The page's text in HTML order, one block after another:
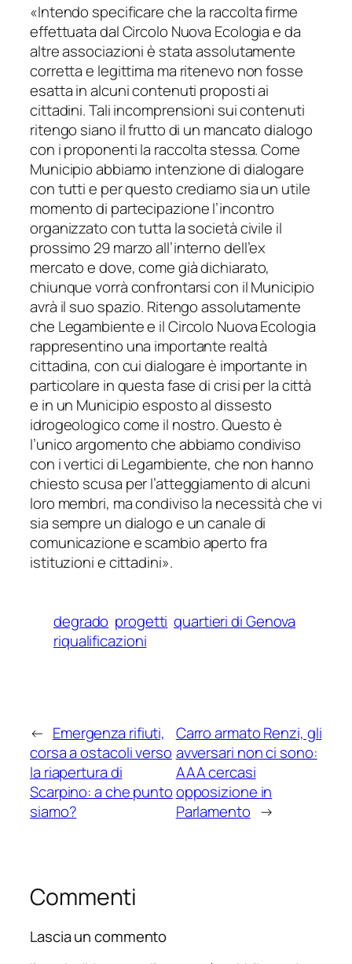
«Intendo specificare che la raccolta firme
effettuata dal Circolo Nuova Ecologia e da
altre associazioni è stata assolutamente
corretta e legittima ma ritenevo non fosse
esatta in alcuni contenuti proposti ai
cittadini. Tali incomprensioni sui contenuti
ritengo siano il frutto di un mancato dialogo
con i proponenti la raccolta stessa. Come
Municipio abbiamo intenzione di dialogare
con tutti e per questo crediamo sia un utile
momento di partecipazione l’incontro
organizzato con tutta la società civile il
prossimo 29 marzo all’interno dell’ex
mercato e dove, come già dichiarato,
chiunque vorrà confrontarsi con il Municipio
avrà il suo spazio. Ritengo assolutamente
che Legambiente e il Circolo Nuova Ecologia
rappresentino una importante realtà
cittadina, con cui dialogare è importante in
particolare in questa fase di crisi per la città
e in un Municipio esposto al dissesto
idrogeologico come il nostro. Questo è
l’unico argomento che abbiamo condiviso
con i vertici di Legambiente, che non hanno
chiesto scusa per l’atteggiamento di alcuni
loro membri, ma condiviso la necessità che vi
sia sempre un dialogo e un canale di
comunicazione e scambio aperto fra
istituzioni e cittadini».
degrado progetti quartieri di Genova
riqualificazioni
← Emergenza rifiuti,
corsa a ostacoli verso
la riapertura di
Scarpino: a che punto
siamo?
Carro armato Renzi, gli
avversari non ci sono:
AAA cercasi
opposizione in
Parlamento →
Commenti
Lascia un commento